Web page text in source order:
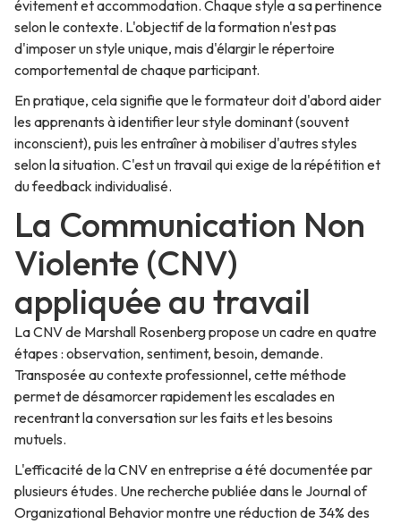
évitement et accommodation. Chaque style a sa pertinence
selon le contexte. L'objectif de la formation n'est pas
d'imposer un style unique, mais d'élargir le répertoire
comportemental de chaque participant.
En pratique, cela signifie que le formateur doit d'abord aider
les apprenants à identifier leur style dominant (souvent
inconscient), puis les entraîner à mobiliser d'autres styles
selon la situation. C'est un travail qui exige de la répétition et
du feedback individualisé.
La Communication Non
Violente (CNV)
appliquée au travail
La CNV de Marshall Rosenberg propose un cadre en quatre
étapes : observation, sentiment, besoin, demande.
Transposée au contexte professionnel, cette méthode
permet de désamorcer rapidement les escalades en
recentrant la conversation sur les faits et les besoins
mutuels.
L'efficacité de la CNV en entreprise a été documentée par
plusieurs études. Une recherche publiée dans le Journal of
Organizational Behavior montre une réduction de 34% des